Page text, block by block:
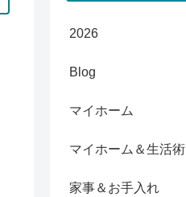
2026
Blog
マイホーム
マイホーム＆生活術
家事＆お手入れ